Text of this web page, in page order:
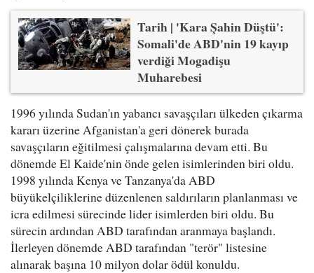
Tarih | 'Kara Şahin Düştü':
Somali'de ABD'nin 19 kayıp
verdiği Mogadişu
Muharebesi
1996 yılında Sudan'ın yabancı savaşçıları ülkeden çıkarma
kararı üzerine Afganistan'a geri dönerek burada
savaşçıların eğitilmesi çalışmalarına devam etti. Bu
dönemde El Kaide'nin önde gelen isimlerinden biri oldu.
1998 yılında Kenya ve Tanzanya'da ABD
büyükelçiliklerine düzenlenen saldırıların planlanması ve
icra edilmesi sürecinde lider isimlerden biri oldu. Bu
sürecin ardından ABD tarafından aranmaya başlandı.
İlerleyen dönemde ABD tarafından "terör" listesine
alınarak başına 10 milyon dolar ödül konuldu.